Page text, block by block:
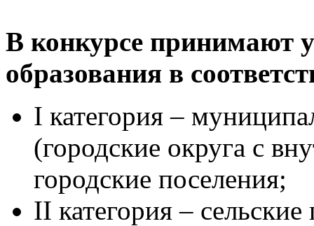
В конкурсе принимают
образования в
I категория –
(городские округа с
городские поселения;
II категория – сельские